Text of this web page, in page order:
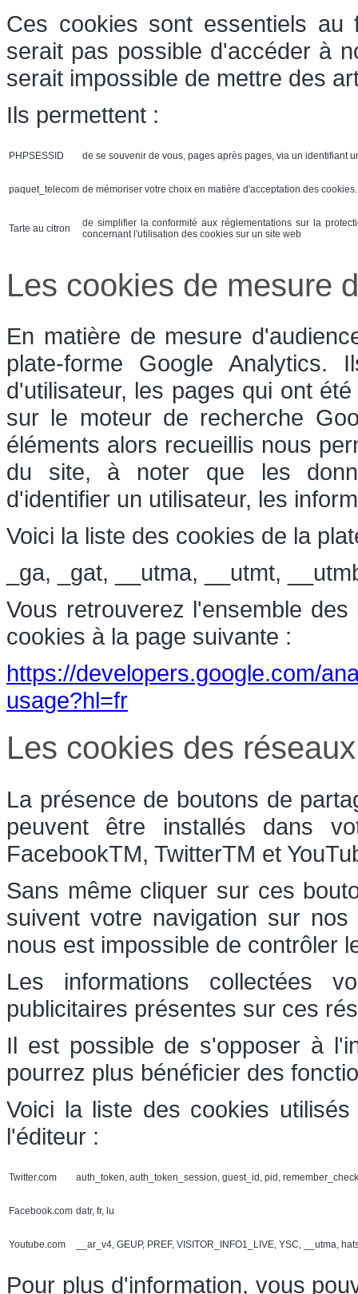
Ces cookies sont essentiels
serait pas possible d'accéder à
serait impossible de mettre des
Ils permettent :
PHPSESSID de se souvenir de vous, pages après pages, via un identifiant
paquet_telecom de mémoriser votre choix en matière d'acceptation des
Tarte au citron
de simplifier la conformité aux réglementations sur la
concernant l'utilisation des cookies sur un site web
Les cookies de mesure
En matière de mesure
plate-forme Google Analytics.
d'utilisateur, les pages qui ont
sur le moteur de recherche
éléments alors recueillis nous
du site, à noter que les
d'identifier un utilisateur, les
Voici la liste des cookies de la
_ga, _gat, __utma, __utmt,
Vous retrouverez l'ensemble
cookies à la page suivante :
https://developers.google.com/
usage?hl=fr
Les cookies des
La présence de boutons de
peuvent être installés dans
FacebookTM, TwitterTM et
Sans même cliquer sur ces
suivent votre navigation sur
nous est impossible de contrôler
Les informations collectées
publicitaires présentes sur ces
Il est possible de s'opposer à
pourrez plus bénéficier des
Voici la liste des cookies
l'éditeur :
Twitter.com auth_token, auth_token_session, guest_id, pid,
Facebook.com datr, fr, lu
Youtube.com __ar_v4, GEUP, PREF, VISITOR_INFO1_LIVE, YSC, __utma,
Pour plus d'information, vous